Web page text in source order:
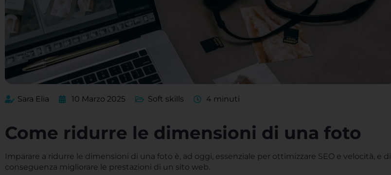
Sara Elia 10 Marzo 2025 Soft skills 4 minuti
Come ridurre le dimensioni di una foto
Imparare a ridurre le dimensioni di una foto è, ad oggi, essenziale per ottimizzare SEO e velocità, e di
conseguenza migliorare le prestazioni di un sito web.